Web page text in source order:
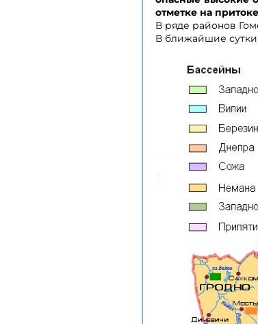
отметке на
В ряде районов
В ближайшие сутки